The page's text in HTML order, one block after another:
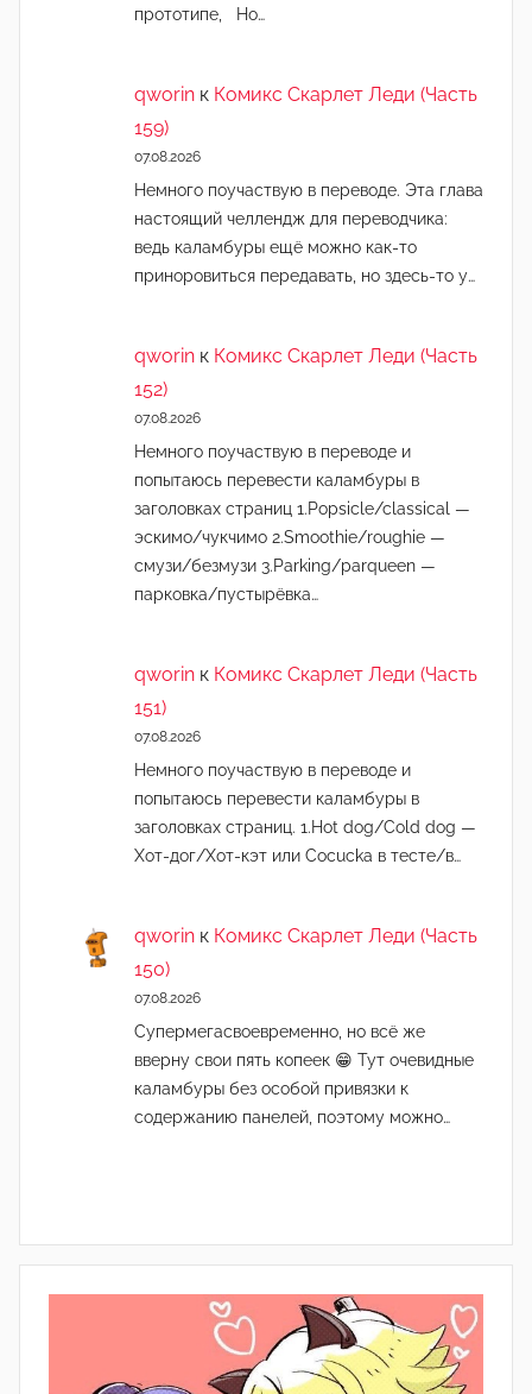
прототипе, Но…
qworin к Комикс Скарлет Леди (Часть
159)
07.08.2026
Немного поучаствую в переводе. Эта глава
настоящий челлендж для переводчика:
ведь каламбуры ещё можно как-то
приноровиться передавать, но здесь-то у…
qworin к Комикс Скарлет Леди (Часть
152)
07.08.2026
Немного поучаствую в переводе и
попытаюсь перевести каламбуры в
заголовках страниц 1.Popsicle/classical —
эскимо/чукчимо 2.Smoothie/roughie —
смузи/безмузи 3.Parking/parqueen —
парковка/пустырёвка…
qworin к Комикс Скарлет Леди (Часть
151)
07.08.2026
Немного поучаствую в переводе и
попытаюсь перевести каламбуры в
заголовках страниц. 1.Hot dog/Cold dog —
Хот-дог/Хот-кэт или Cocucka в тесте/в…
qworin к Комикс Скарлет Леди (Часть
150)
07.08.2026
Супермегасвоевременно, но всё же
вверну свои пять копеек 😁 Тут очевидные
каламбуры без особой привязки к
содержанию панелей, поэтому можно…